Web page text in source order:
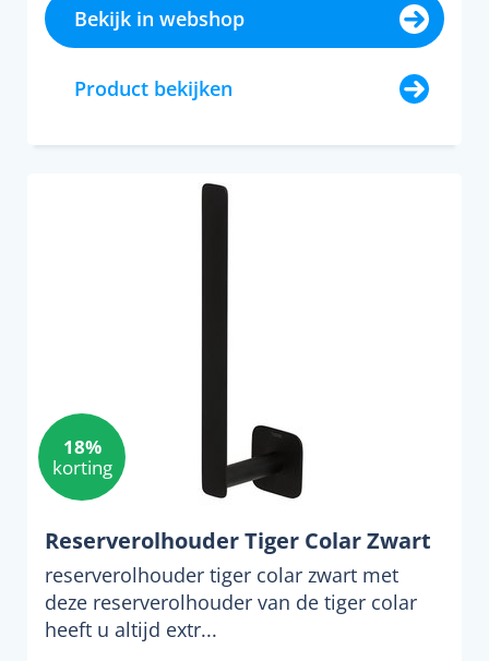
Bekijk in webshop
Product bekijken
18%
korting
Reserverolhouder Tiger Colar Zwart
reserverolhouder tiger colar zwart met
deze reserverolhouder van de tiger colar
heeft u altijd extr...